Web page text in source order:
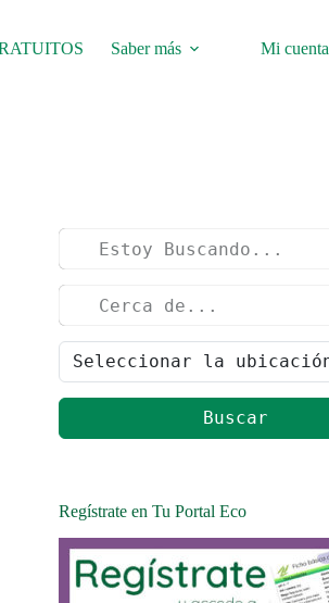
Saber más Mi cuenta
Buscar
Regístrate en Tu Portal Eco